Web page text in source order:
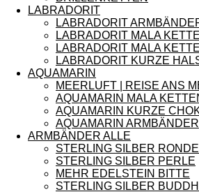
LABRADORIT
LABRADORIT
LABRADORIT MALA
LABRADORIT MALA
LABRADORIT KURZE
AQUAMARIN
MEERLUFT | REISE ANS
AQUAMARIN MALA
AQUAMARIN KURZE
AQUAMARIN ARMBÄNDER
ARMBÄNDER ALLE
STERLING SILBER
STERLING SILBER PERLE
MEHR EDELSTEIN BITTE
STERLING SILBER